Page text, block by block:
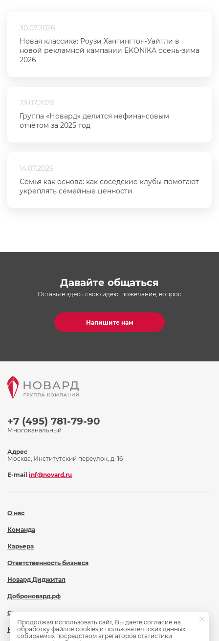
30.07.2026
Новая классика: Роузи Хантингтон-Уайтли в
новой рекламной кампании EKONIKA осень-зима
2026
23.07.2026
Группа «Новард» делится нефинансовым
отчётом за 2025 год
14.07.2026
Семья как основа: как соседские клубы помогают
укреплять семейные ценности
Давайте общаться
Оставьте здесь свою идею, пожелание, вопрос
Напишите нам
+7 (495) 781-79-90
Многоканальный
О нас
Команда
Карьера
Ответственность бизнеса
Новард Диджитал
Доброновард.рф
Статьи
Новости
Адрес
Москва, Институтский переулок, д. 16
E-mail inf@novard.ru
Продолжая использовать сайт, Вы даете согласие на
обработку файлов cookies и пользовательских данных,
собираемых посредством агрегаторов статистики